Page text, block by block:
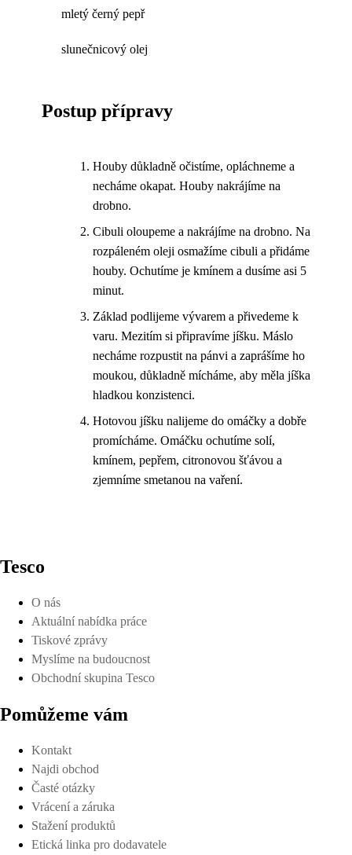
mletý černý pepř
slunečnicový olej
Postup přípravy
Houby důkladně očistíme, opláchneme a
necháme okapat. Houby nakrájíme na
drobno.
Cibuli oloupeme a nakrájíme na drobno. Na
rozpáleném oleji osmažíme cibuli a přidáme
houby. Ochutíme je kmínem a dusíme asi 5
minut.
Základ podlijeme vývarem a přivedeme k
varu. Mezitím si připravíme jíšku. Máslo
necháme rozpustit na pánvi a zaprášíme ho
moukou, důkladně mícháme, aby měla jíška
hladkou konzistenci.
Hotovou jíšku nalijeme do omáčky a dobře
promícháme. Omáčku ochutíme solí,
kmínem, pepřem, citronovou šťávou a
zjemníme smetanou na vaření.
Tesco
O nás
Aktuální nabídka práce
Tiskové zprávy
Myslíme na budoucnost
Obchodní skupina Tesco
Pomůžeme vám
Kontakt
Najdi obchod
Časté otázky
Vrácení a záruka
Stažení produktů
Etická linka pro dodavatele